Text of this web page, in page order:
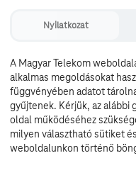
Nyilatkozat
A Magyar Telekom
alkalmas megoldásokat
függvényében adatot
gyűjtenek. Kérjük, az alábbi
oldal működéséhez
milyen választható sütiket
weboldalunkon történő